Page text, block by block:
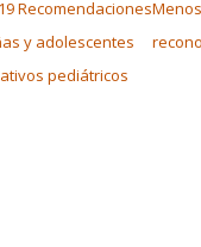
Recomendaciones
y adolescentes
pediátricos